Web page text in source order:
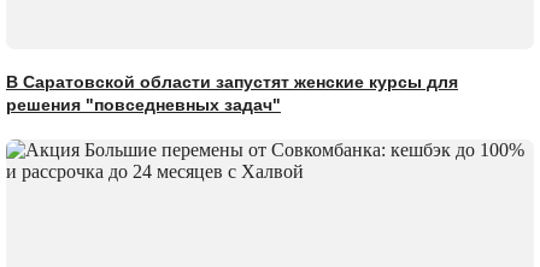
В Саратовской области запустят женские курсы для
решения "повседневных задач"